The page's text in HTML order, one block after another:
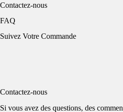
Contactez-nous
FAQ
Suivez Votre Commande
Contactez-nous
Si vous avez des questions, des